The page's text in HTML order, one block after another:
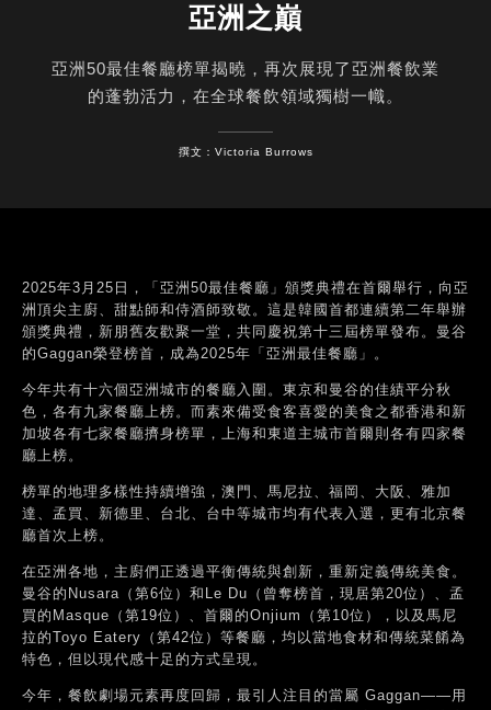
亞洲之巔
亞洲50最佳餐廳榜單揭曉，再次展現了亞洲餐飲業
的蓬勃活力，在全球餐飲領域獨樹一幟。
撰文：Victoria Burrows
2025年3月25日，「亞洲50最佳餐廳」頒獎典禮在首爾舉行，向亞
洲頂尖主廚、甜點師和侍酒師致敬。這是韓國首都連續第二年舉辦
頒獎典禮，新朋舊友歡聚一堂，共同慶祝第十三屆榜單發布。曼谷
的Gaggan榮登榜首，成為2025年「亞洲最佳餐廳」。
今年共有十六個亞洲城市的餐廳入圍。東京和曼谷的佳績平分秋
色，各有九家餐廳上榜。而素來備受食客喜愛的美食之都香港和新
加坡各有七家餐廳擠身榜單，上海和東道主城市首爾則各有四家餐
廳上榜。
榜單的地理多樣性持續增強，澳門、馬尼拉、福岡、大阪、雅加
達、孟買、新德里、台北、台中等城市均有代表入選，更有北京餐
廳首次上榜。
在亞洲各地，主廚們正透過平衡傳統與創新，重新定義傳統美食。
曼谷的Nusara（第6位）和Le Du（曾奪榜首，現居第20位）、孟
買的Masque（第19位）、首爾的Onjium（第10位），以及馬尼
拉的Toyo Eatery（第42位）等餐廳，均以當地食材和傳統菜餚為
特色，但以現代感十足的方式呈現。
今年，餐飲劇場元素再度回歸，最引人注目的當屬 Gaggan——用